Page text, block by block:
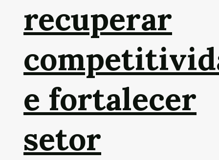
recuperar
e fortalecer
setor